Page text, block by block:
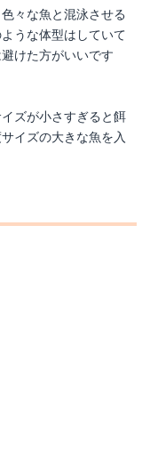
々な魚と混泳させる
うな体型はしていて
けた方がいいです
ズが小さすぎると餌
イズの大きな魚を入